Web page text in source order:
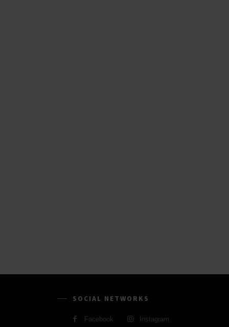
SOCIAL NETWORKS
Facebook Instagram